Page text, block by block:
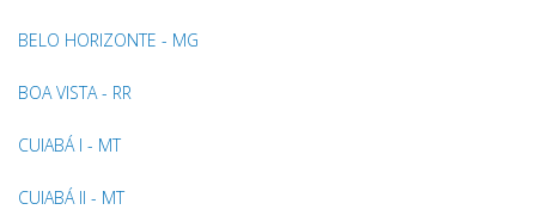
BELO HORIZONTE - MG
BOA VISTA - RR
CUIABÁ I - MT
CUIABÁ II - MT